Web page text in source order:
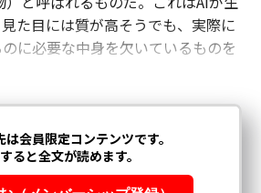
た目には質が高そうでも、実際に
に必要な中身を欠いているものを